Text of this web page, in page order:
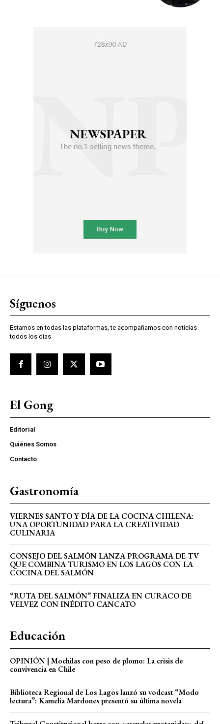
Síguenos
Estamos en todas las plataformas, te acompañamos con noticias
todos los días
El Gong
Editorial
Quiénes Somos
Contacto
Gastronomía
VIERNES SANTO Y DÍA DE LA COCINA CHILENA:
UNA OPORTUNIDAD PARA LA CREATIVIDAD
CULINARIA
CONSEJO DEL SALMÓN LANZA PROGRAMA DE TV
QUE COMBINA TURISMO EN LOS LAGOS CON LA
COCINA DEL SALMÓN
“RUTA DEL SALMÓN” FINALIZA EN CURACO DE
VELVEZ CON INÉDITO CANCATO
Educación
OPINIÓN | Mochilas con peso de plomo: La crisis de
convivencia en Chile
Biblioteca Regional de Los Lagos lanzó su vodcast “Modo
lectura”: Kamelia Mardones presentó su última novela